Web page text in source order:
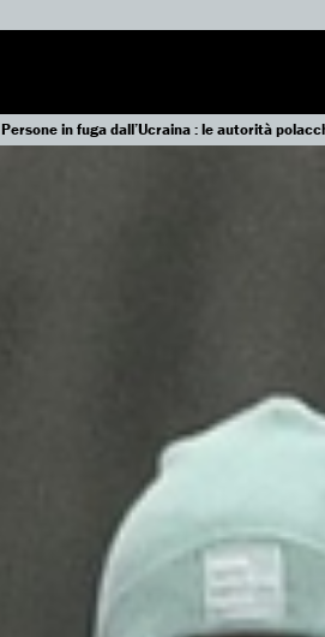
Persone in fuga dall’Ucraina : le autorità